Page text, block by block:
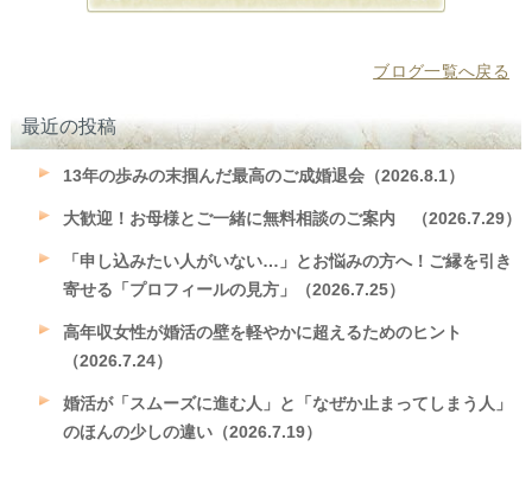
ブログ一覧へ戻る
最近の投稿
13年の歩みの末掴んだ最高のご成婚退会（2026.8.1）
大歓迎！お母様とご一緒に無料相談のご案内 （2026.7.29）
「申し込みたい人がいない…」とお悩みの方へ！ご縁を引き
寄せる「プロフィールの見方」（2026.7.25）
高年収女性が婚活の壁を軽やかに超えるためのヒント
（2026.7.24）
婚活が「スムーズに進む人」と「なぜか止まってしまう人」
のほんの少しの違い（2026.7.19）